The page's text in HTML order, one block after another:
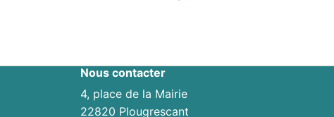
Nous contacter
4, place de la Mairie
22820 Plougrescant